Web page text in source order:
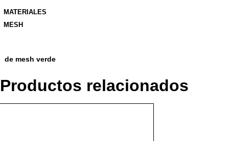
MATERIALES
MESH
de mesh verde
Productos relacionados